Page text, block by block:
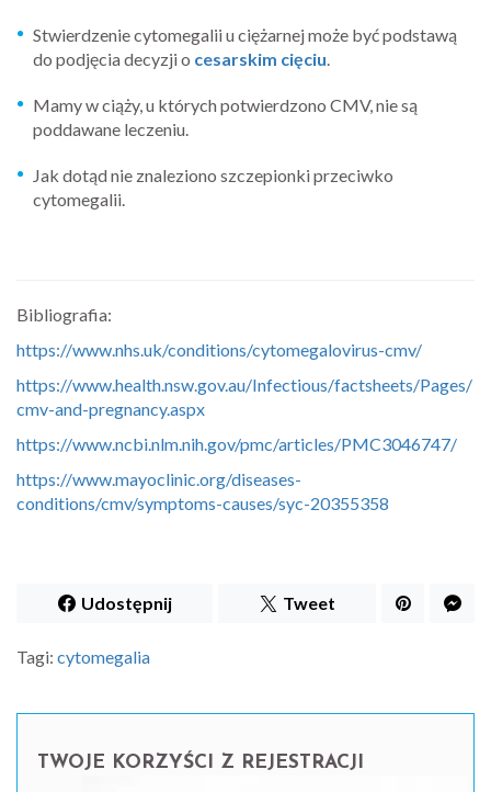
Stwierdzenie cytomegalii u ciężarnej może być podstawą
do podjęcia decyzji o cesarskim cięciu
Mamy w ciąży, u których potwierdzono CMV, nie są
poddawane leczeniu.
Jak dotąd nie znaleziono szczepionki przeciwko
cytomegalii.
Bibliografia:
https://www.nhs.uk/conditions/cytomegalovirus-cmv/
https://www.health.nsw.gov.au/Infectious/factsheets/Pages/
cmv-and-pregnancy.aspx
https://www.ncbi.nlm.nih.gov/pmc/articles/PMC3046747/
https://www.mayoclinic.org/diseases-
conditions/cmv/symptoms-causes/syc-20355358
Udostępnij Tweet
Tagi: cytomegalia
TWOJE KORZYŚCI Z REJESTRACJI